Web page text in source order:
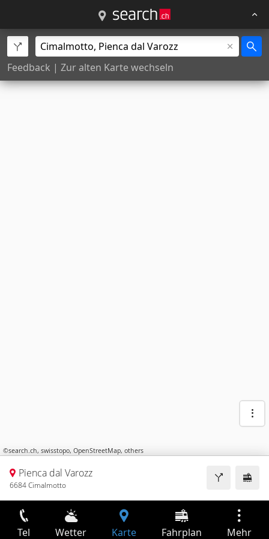
Feedback | Zur alten Karte wechseln
©search.ch, swisstopo, OpenStreetMap, others
Pienca dal Varozz
6684 Cimalmotto
Tel Wetter Karte Fahrplan Mehr